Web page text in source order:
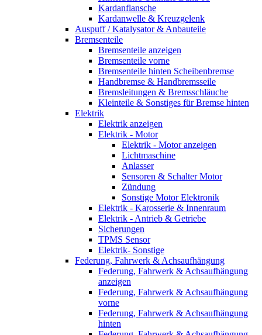
Kardanflansche
Kardanwelle & Kreuzgelenk
Auspuff / Katalysator & Anbauteile
Bremsenteile
Bremsenteile anzeigen
Bremsenteile vorne
Bremsenteile hinten Scheibenbremse
Handbremse & Handbremsseile
Bremsleitungen & Bremsschläuche
Kleinteile & Sonstiges für Bremse hinten
Elektrik
Elektrik anzeigen
Elektrik - Motor
Elektrik - Motor anzeigen
Lichtmaschine
Anlasser
Sensoren & Schalter Motor
Zündung
Sonstige Motor Elektronik
Elektrik - Karosserie & Innenraum
Elektrik - Antrieb & Getriebe
Sicherungen
TPMS Sensor
Elektrik- Sonstige
Federung, Fahrwerk & Achsaufhängung
Federung, Fahrwerk & Achsaufhängung
anzeigen
Federung, Fahrwerk & Achsaufhängung
vorne
Federung, Fahrwerk & Achsaufhängung
hinten